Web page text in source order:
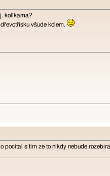
kolíkama?
všude kolem.
s tim ze to nikdy nebude